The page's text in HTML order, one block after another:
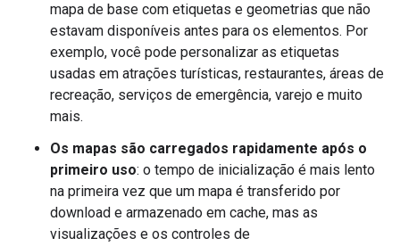
mapa de base com etiquetas e geometrias que não
estavam disponíveis antes para os elementos. Por
exemplo, você pode personalizar as etiquetas
usadas em atrações turísticas, restaurantes, áreas de
recreação, serviços de emergência, varejo e muito
mais.
Os mapas são carregados rapidamente após o
primeiro uso: o tempo de inicialização é mais lento
na primeira vez que um mapa é transferido por
download e armazenado em cache, mas as
visualizações e os controles de